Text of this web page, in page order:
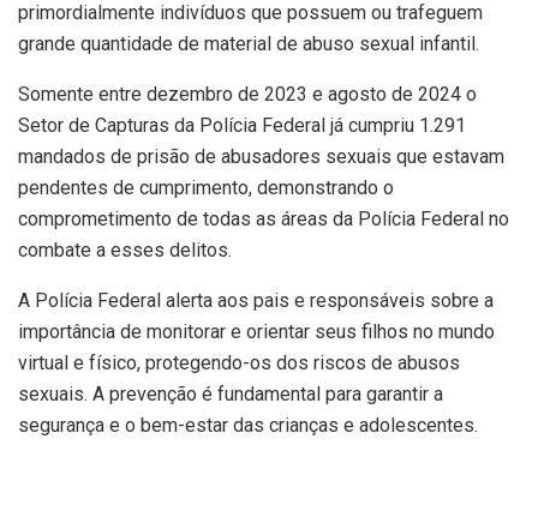
primordialmente indivíduos que possuem ou trafeguem
grande quantidade de material de abuso sexual infantil.
Somente entre dezembro de 2023 e agosto de 2024 o
Setor de Capturas da Polícia Federal já cumpriu 1.291
mandados de prisão de abusadores sexuais que estavam
pendentes de cumprimento, demonstrando o
comprometimento de todas as áreas da Polícia Federal no
combate a esses delitos.
A Polícia Federal alerta aos pais e responsáveis sobre a
importância de monitorar e orientar seus filhos no mundo
virtual e físico, protegendo-os dos riscos de abusos
sexuais. A prevenção é fundamental para garantir a
segurança e o bem-estar das crianças e adolescentes.